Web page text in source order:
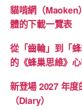
貓啃網（Maoken
體的下載一覽表
從「齒輪」到「
的《蜂巢思維》
新登場 2027 年
（Diary）